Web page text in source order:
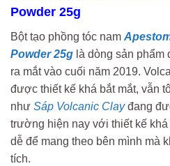
Powder 25g
Bột tạo phồng tóc nam
Powder 25g là dòng sản
ra mắt vào cuối năm 2019.
được thiết kế khá bắt mắt, vẫn
như Sáp Volcanic Clayđang
trường hiện nay với thiết kế
dễ để mang theo bên mình mà
tích.